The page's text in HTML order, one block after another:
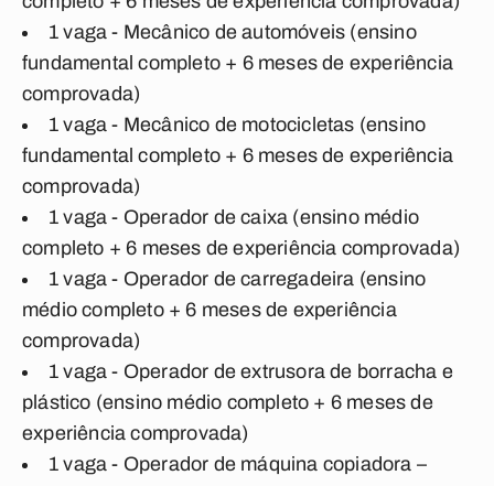
1 vaga - Mecânico de automóveis (ensino
fundamental completo + 6 meses de experiência
comprovada)
1 vaga - Mecânico de motocicletas (ensino
fundamental completo + 6 meses de experiência
comprovada)
1 vaga - Operador de caixa (ensino médio
completo + 6 meses de experiência comprovada)
1 vaga - Operador de carregadeira (ensino
médio completo + 6 meses de experiência
comprovada)
1 vaga - Operador de extrusora de borracha e
plástico (ensino médio completo + 6 meses de
experiência comprovada)
1 vaga - Operador de máquina copiadora –